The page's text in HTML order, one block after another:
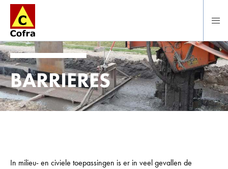
Direct naar hoofdinhoud
BARRIERES
In milieu- en civiele toepassingen is er in veel gevallen de